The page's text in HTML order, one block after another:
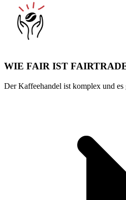
WIE FAIR IST
Der Kaffeehandel ist komplex und